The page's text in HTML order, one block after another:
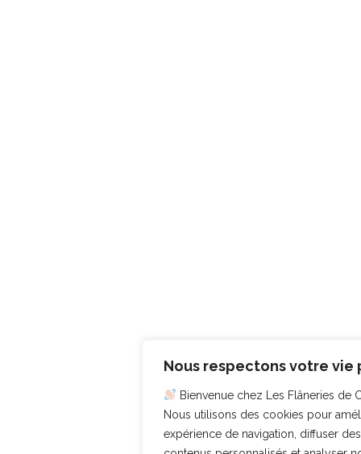
Nous respectons votre vie
Bienvenue chez Les Flâneries de
Nous utilisons des cookies pour
expérience de navigation, diffuser